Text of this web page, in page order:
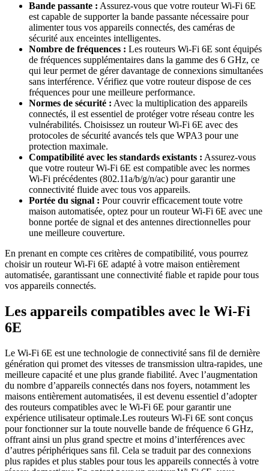
Bande passante : Assurez-vous que votre routeur Wi-Fi 6E
est capable de supporter la bande passante nécessaire pour
alimenter tous vos appareils connectés, des caméras de
sécurité aux enceintes intelligentes.
Nombre de fréquences : Les routeurs Wi-Fi 6E sont équipés
de fréquences supplémentaires dans la gamme des 6 GHz, ce
qui leur permet de gérer davantage de connexions simultanées
sans interférence. Vérifiez que votre routeur dispose de ces
fréquences pour une meilleure performance.
Normes de sécurité : Avec la multiplication des appareils
connectés, il est essentiel de protéger votre réseau contre les
vulnérabilités. Choisissez un routeur Wi-Fi 6E avec des
protocoles de sécurité avancés tels que WPA3 pour une
protection maximale.
Compatibilité avec les standards existants : Assurez-vous
que votre routeur Wi-Fi 6E est compatible avec les normes
Wi-Fi précédentes (802.11a/b/g/n/ac) pour garantir une
connectivité fluide avec tous vos appareils.
Portée du signal : Pour couvrir efficacement toute votre
maison automatisée, optez pour un routeur Wi-Fi 6E avec une
bonne portée de signal et des antennes directionnelles pour
une meilleure couverture.
En prenant en compte ces critères de compatibilité, vous pourrez
choisir un routeur Wi-Fi 6E adapté à votre maison entièrement
automatisée, garantissant une connectivité fiable et rapide pour tous
vos appareils connectés.
Les appareils compatibles avec le Wi-Fi
6E
Le Wi-Fi 6E est une technologie de connectivité sans fil de dernière
génération qui promet des vitesses de transmission ultra-rapides, une
meilleure capacité et une plus grande fiabilité. Avec l’augmentation
du nombre d’appareils connectés dans nos foyers, notamment les
maisons entièrement automatisées, il est devenu essentiel d’adopter
des routeurs compatibles avec le Wi-Fi 6E pour garantir une
expérience utilisateur optimale.Les routeurs Wi-Fi 6E sont conçus
pour fonctionner sur la toute nouvelle bande de fréquence 6 GHz,
offrant ainsi un plus grand spectre et moins d’interférences avec
d’autres périphériques sans fil. Cela se traduit par des connexions
plus rapides et plus stables pour tous les appareils connectés à votre